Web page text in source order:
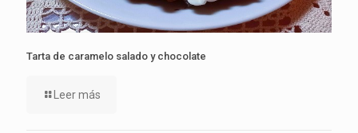
Tarta de caramelo salado y chocolate
Leer más